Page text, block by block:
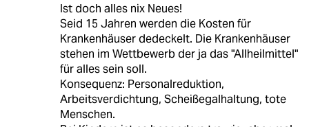
Ist doch alles nix Neues!
Seid 15 Jahren werden die Kosten für
Krankenhäuser dedeckelt. Die Krankenhäuser
stehen im Wettbewerb der ja das "Allheilmittel"
für alles sein soll.
Konsequenz: Personalreduktion,
Arbeitsverdichtung, Scheißegalhaltung, tote
Menschen.